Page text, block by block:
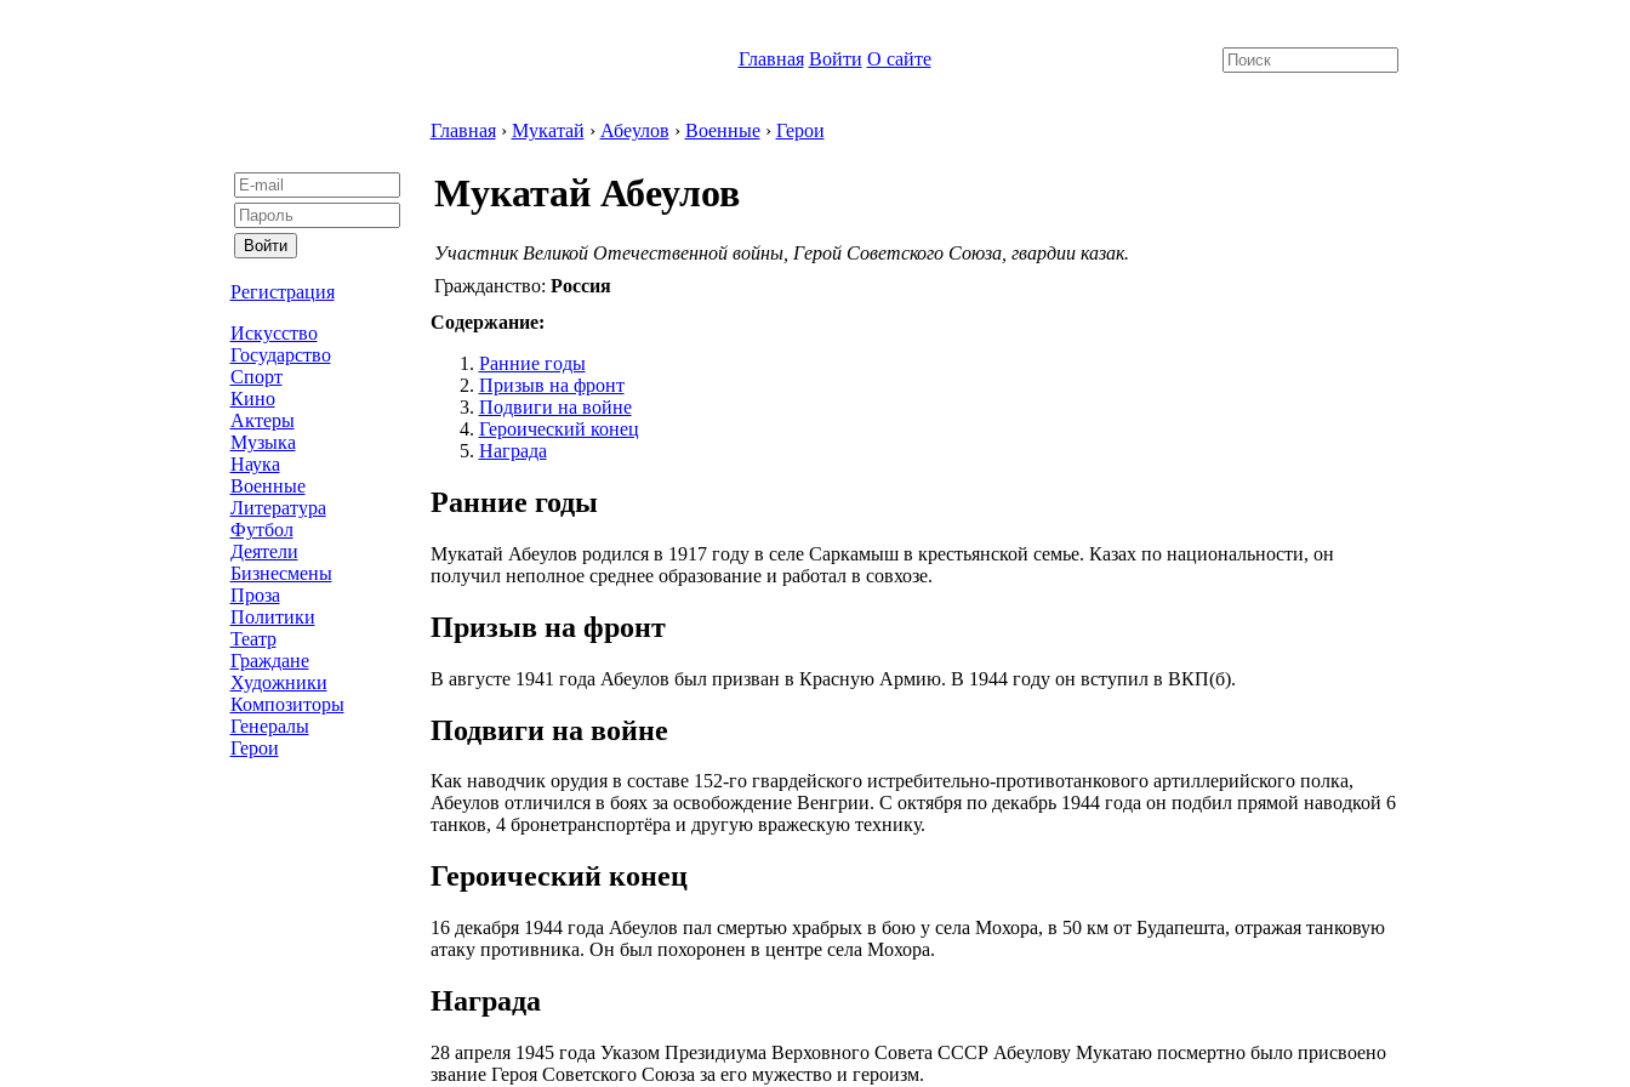
Главная Войти О сайте
Регистрация
Искусство
Государство
Спорт
Кино
Актеры
Музыка
Наука
Военные
Литература
Футбол
Деятели
Бизнесмены
Проза
Политики
Театр
Граждане
Художники
Композиторы
Генералы
Герои
Главная› Мукатай › Абеулов › Военные› Герои
Мукатай Абеулов
Участник Великой Отечественной войны, Герой Советского Союза, гвардии казак.
Гражданство: Россия
Содержание:
Ранние годы
Призыв на фронт
Подвиги на войне
Героический конец
Награда
Ранние годы
Мукатай Абеулов родился в 1917 году в селе Саркамыш в крестьянской семье. Казах по национальности, он
получил неполное среднее образование и работал в совхозе.
Призыв на фронт
В августе 1941 года Абеулов был призван в Красную Армию. В 1944 году он вступил в ВКП(б).
Подвиги на войне
Как наводчик орудия в составе 152-го гвардейского истребительно-противотанкового артиллерийского полка,
Абеулов отличился в боях за освобождение Венгрии. С октября по декабрь 1944 года он подбил прямой наводкой 6
танков, 4 бронетранспортёра и другую вражескую технику.
Героический конец
16 декабря 1944 года Абеулов пал смертью храбрых в бою у села Мохора, в 50 км от Будапешта, отражая танковую
атаку противника. Он был похоронен в центре села Мохора.
Награда
28 апреля 1945 года Указом Президиума Верховного Совета СССР Абеулову Мукатаю посмертно было присвоено
звание Героя Советского Союза за его мужество и героизм.